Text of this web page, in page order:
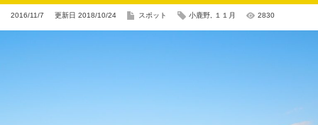
2016/11/7 更新日 2018/10/24 スポット 小鹿野 １１月 2830